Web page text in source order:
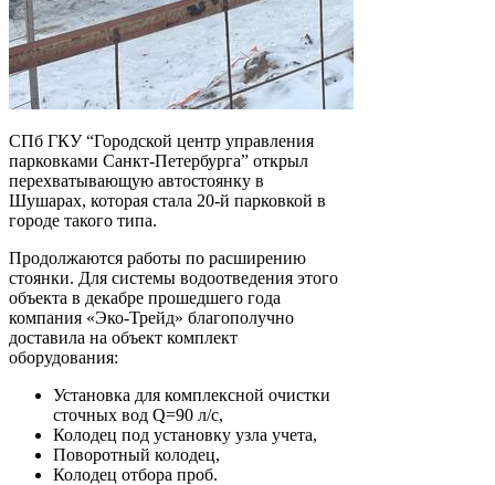
СПб ГКУ “Городской центр управления
парковками Санкт-Петербурга” открыл
перехватывающую автостоянку в
Шушарах, которая стала 20-й парковкой в
городе такого типа.
Продолжаются работы по расширению
стоянки. Для системы водоотведения этого
объекта в декабре прошедшего года
компания «Эко-Трейд» благополучно
доставила на объект комплект
оборудования:
Установка для комплексной очистки
сточных вод Q=90 л/с,
Колодец под установку узла учета,
Поворотный колодец,
Колодец отбора проб.